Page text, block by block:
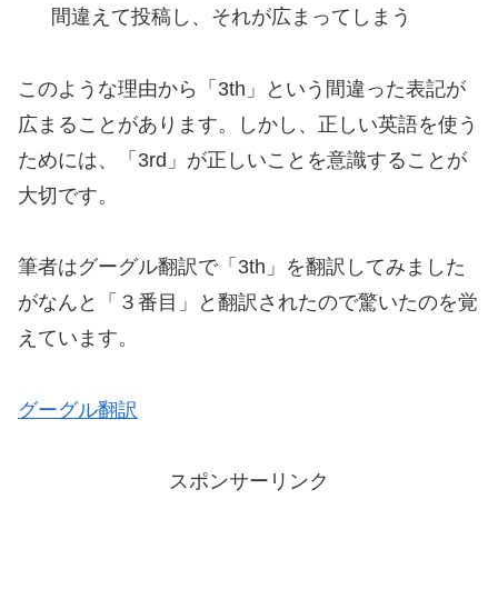
間違えて投稿し、それが広まってしまう
このような理由から「3th」という間違った表記が
広まることがあります。しかし、正しい英語を使う
ためには、「3rd」が正しいことを意識することが
大切です。
筆者はグーグル翻訳で「3th」を翻訳してみました
がなんと「３番目」と翻訳されたので驚いたのを覚
えています。
グーグル翻訳
スポンサーリンク